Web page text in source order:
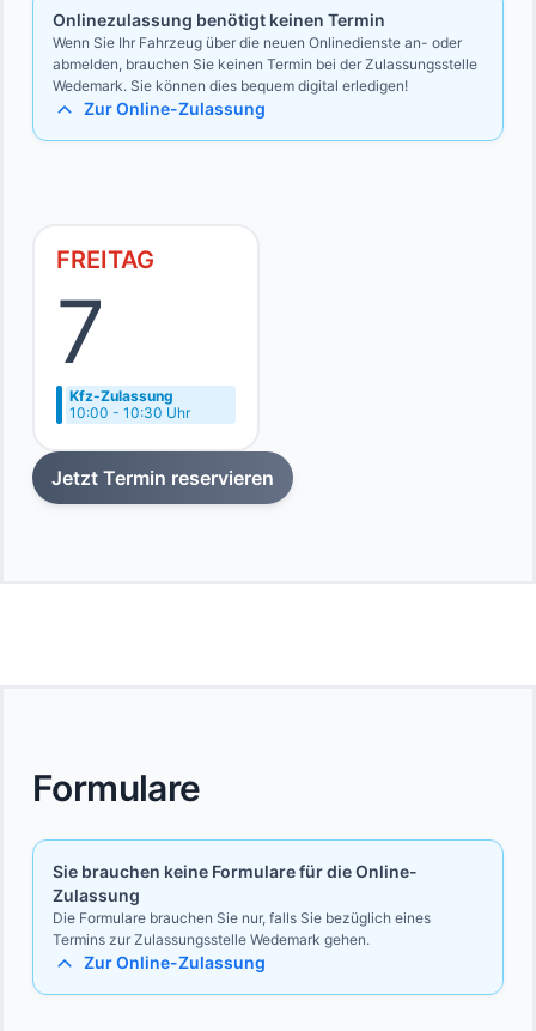
Onlinezulassung benötigt keinen Termin
Wenn Sie Ihr Fahrzeug über die neuen Onlinedienste an- oder
abmelden, brauchen Sie keinen Termin bei der Zulassungsstelle
Wedemark. Sie können dies bequem digital erledigen!
Zur Online-Zulassung
FREITAG
7
Kfz-Zulassung
10:00 - 10:30 Uhr
Jetzt Termin reservieren
Formulare
Sie brauchen keine Formulare für die Online-
Zulassung
Die Formulare brauchen Sie nur, falls Sie bezüglich eines
Termins zur Zulassungsstelle Wedemark gehen.
Zur Online-Zulassung